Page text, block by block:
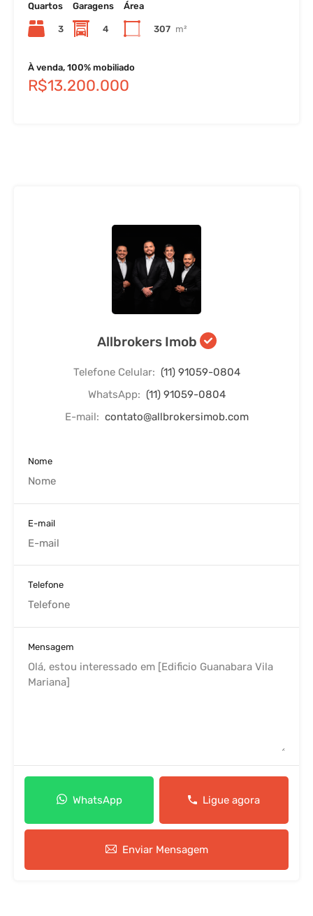
Quartos
3
Garagens
4
Área
307 m²
À venda, 100% mobiliado
R$13.200.000
Allbrokers Imob
Telefone Celular: (11) 91059-0804
WhatsApp: (11) 91059-0804
E-mail: contato@allbrokersimob.com
Nome
E-mail
Telefone
Mensagem
WhatsApp Ligue agora
Enviar Mensagem